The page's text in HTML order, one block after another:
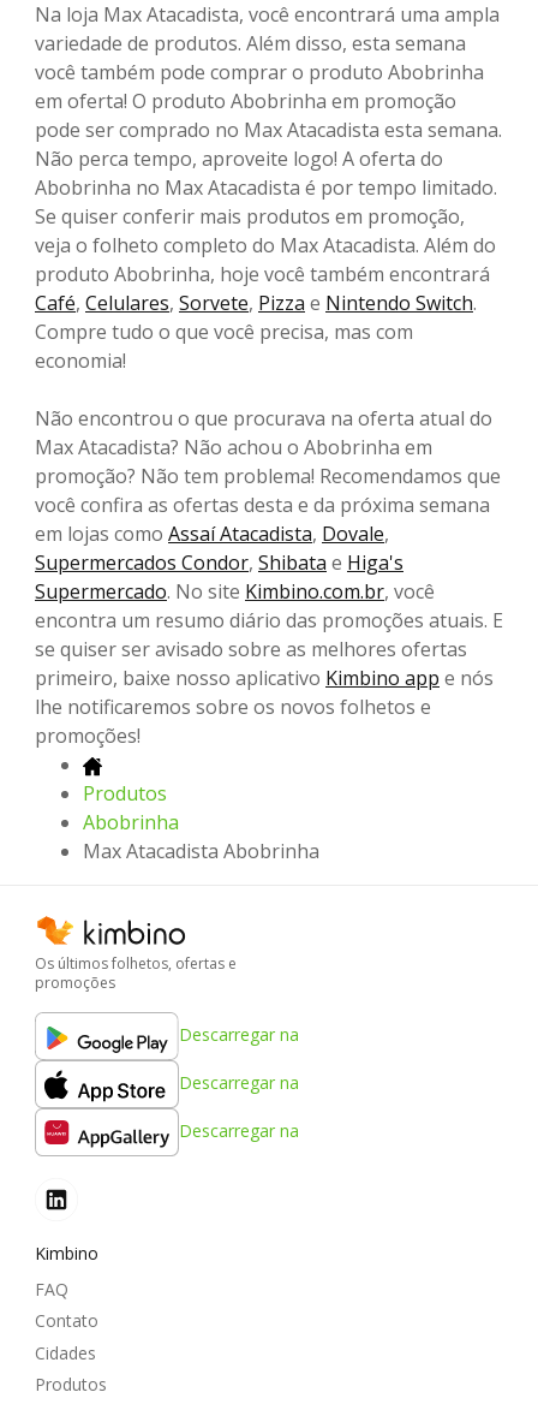
Na loja Max Atacadista, você encontrará uma ampla
variedade de produtos. Além disso, esta semana
você também pode comprar o produto Abobrinha
em oferta! O produto Abobrinha em promoção
pode ser comprado no Max Atacadista esta semana.
Não perca tempo, aproveite logo! A oferta do
Abobrinha no Max Atacadista é por tempo limitado.
Se quiser conferir mais produtos em promoção,
veja o folheto completo do Max Atacadista. Além do
produto Abobrinha, hoje você também encontrará
Café, Celulares, Sorvete, Pizza e Nintendo Switch.
Compre tudo o que você precisa, mas com
economia!
Não encontrou o que procurava na oferta atual do
Max Atacadista? Não achou o Abobrinha em
promoção? Não tem problema! Recomendamos que
você confira as ofertas desta e da próxima semana
em lojas como Assaí Atacadista, Dovale,
Supermercados Condor, Shibata e Higa's
Supermercado. No site Kimbino.com.br, você
encontra um resumo diário das promoções atuais. E
se quiser ser avisado sobre as melhores ofertas
primeiro, baixe nosso aplicativo Kimbino app e nós
lhe notificaremos sobre os novos folhetos e
promoções!
Produtos
Abobrinha
Max Atacadista Abobrinha
Os últimos folhetos, ofertas e
promoções
Descarregar na
Descarregar na
Descarregar na
Kimbino
FAQ
Contato
Cidades
Produtos